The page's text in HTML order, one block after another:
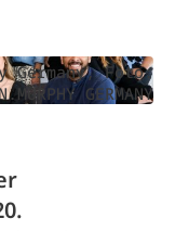
Germany, Foto:
GERMANY